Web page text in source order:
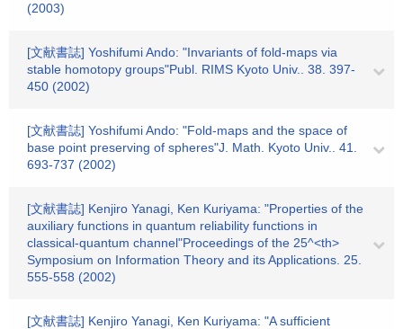
(2003)
[文献書誌] Yoshifumi Ando: "Invariants of fold-maps via
stable homotopy groups"Publ. RIMS Kyoto Univ.. 38. 397-
450 (2002)
[文献書誌] Yoshifumi Ando: "Fold-maps and the space of
base point preserving of spheres"J. Math. Kyoto Univ.. 41.
693-737 (2002)
[文献書誌] Kenjiro Yanagi, Ken Kuriyama: "Properties of the
auxiliary functions in quantum reliability functions in
classical-quantum channel"Proceedings of the 25^<th>
Symposium on Information Theory and its Applications. 25.
555-558 (2002)
[文献書誌] Kenjiro Yanagi, Ken Kuriyama: "A sufficient